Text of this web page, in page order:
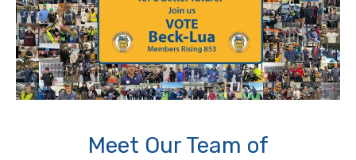
Meet Our Team of